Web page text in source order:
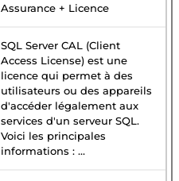
Assurance + Licence
SQL Server CAL (Client
Access License) est une
licence qui permet à des
utilisateurs ou des appareils
d'accéder légalement aux
services d'un serveur SQL.
Voici les principales
informations : ...